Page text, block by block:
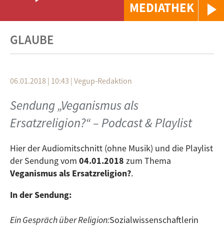
MEDIATHEK
GLAUBE
06.01.2018 | 10:43 | Vegup-Redaktion
Sendung „Veganismus als
Ersatzreligion?“ – Podcast & Playlist
Hier der Audiomitschnitt (ohne Musik) und die Playlist
der Sendung vom 04.01.2018 zum Thema
Veganismus als Ersatzreligion?.
In der Sendung:
Ein Gespräch über Religion:Sozialwissenschaftlerin